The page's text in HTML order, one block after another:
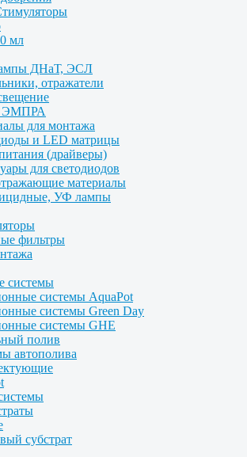
мл
ДНаТ, ЭСЛ
отражатели
ЭМПРА
для монтажа
и LED матрицы
(драйверы)
для светодиодов
материалы
УФ лампы
фильтры
системы
системы AquaPot
системы Green Day
системы GHE
полив
автополива
субстрат